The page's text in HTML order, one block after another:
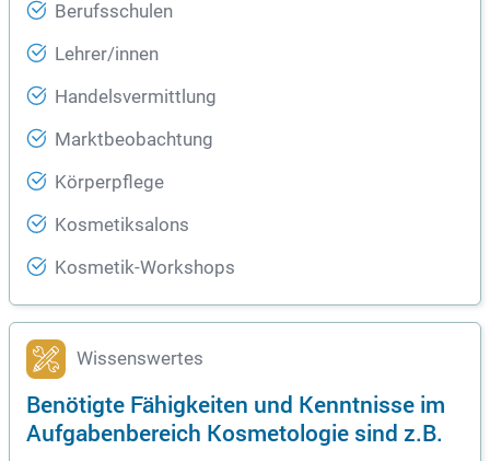
Berufsschulen
Lehrer/innen
Handelsvermittlung
Marktbeobachtung
Körperpflege
Kosmetiksalons
Kosmetik-Workshops
Wissenswertes
Benötigte Fähigkeiten und Kenntnisse im
Aufgabenbereich Kosmetologie sind z.B.